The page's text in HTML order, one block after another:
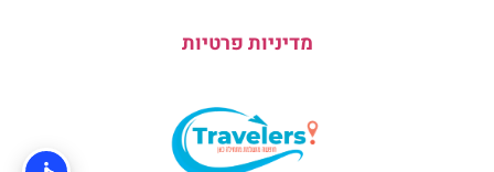
מדיניות פרטיות